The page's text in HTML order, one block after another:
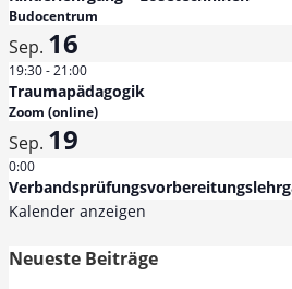
Budocentrum
Sep. 16
19:30-21:00
Traumapädagogik
Zoom (online)
Sep. 19
0:00
Kalender anzeigen
Neueste Beiträge